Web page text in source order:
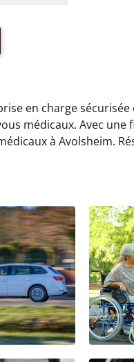
en charge
médicaux. Avec une
à Avolsheim.